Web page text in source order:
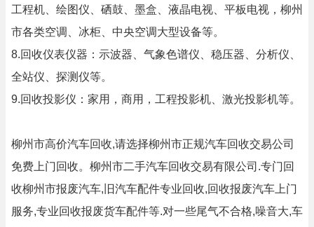
工程机、绘图仪、硒鼓、墨盒、液晶电视、平板电视，柳州
市各类空调、冰柜、中央空调大型设备等。
8.回收仪表仪器：示波器、气象色谱仪、稳压器、分析仪、
全站仪、探测仪等。
9.回收投影仪：家用，商用，工程投影机、激光投影机等。
柳州市高价汽车回收,请选择柳州市正规汽车回收交易公司
免费上门回收。柳州市二手汽车回收交易有限公司.专门回
收柳州市报废汽车,旧汽车配件专业回收,回收报废汽车上门
服务,专业回收报废货车配件等.对一些尾气不合格,噪音大,车